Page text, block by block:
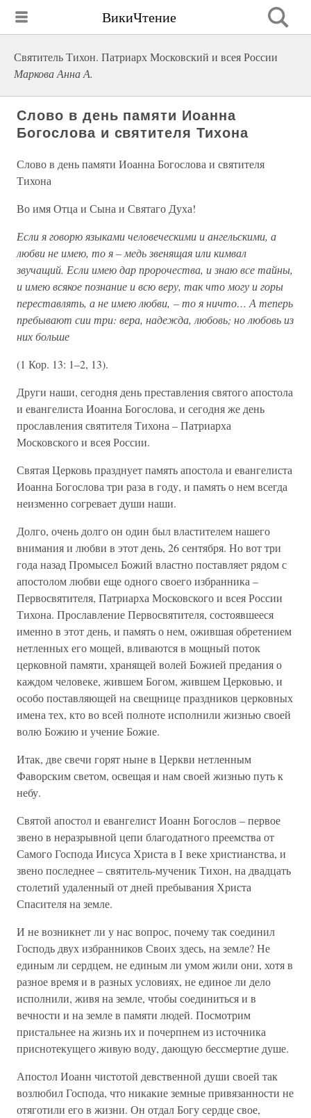
ВикиЧтение
Святитель Тихон. Патриарх Московский и всея России
Маркова Анна А.
Слово в день памяти Иоанна
Богослова и святителя Тихона
Слово в день памяти Иоанна Богослова и святителя
Тихона
Во имя Отца и Сына и Святаго Духа!
Если я говорю языками человеческими и ангельскими, а
любви не имею, то я – медь звенящая или кимвал
звучащий. Если имею дар пророчества, и знаю все тайны,
и имею всякое познание и всю веру, так что могу и горы
переставлять, а не имею любви, – то я ничто… А теперь
пребывают сии три: вера, надежда, любовь; но любовь из
них больше
(1 Кор. 13: 1–2, 13).
Други наши, сегодня день преставления святого апостола
и евангелиста Иоанна Богослова, и сегодня же день
прославления святителя Тихона – Патриарха
Московского и всея России.
Святая Церковь празднует память апостола и евангелиста
Иоанна Богослова три раза в году, и память о нем всегда
неизменно согревает души наши.
Долго, очень долго он один был властителем нашего
внимания и любви в этот день, 26 сентября. Но вот три
года назад Промысел Божий властно поставляет рядом с
апостолом любви еще одного своего избранника –
Первосвятителя, Патриарха Московского и всея России
Тихона. Прославление Первосвятителя, состоявшееся
именно в этот день, и память о нем, ожившая обретением
нетленных его мощей, вливаются в мощный поток
церковной памяти, хранящей волей Божией предания о
каждом человеке, жившем Богом, жившем Церковью, и
особо поставляющей на свещнице праздников церковных
имена тех, кто во всей полноте исполнили жизнью своей
волю Божию и учение Божие.
Итак, две свечи горят ныне в Церкви нетленным
Фаворским светом, освещая и нам своей жизнью путь к
небу.
Святой апостол и евангелист Иоанн Богослов – первое
звено в неразрывной цепи благодатного преемства от
Самого Господа Иисуса Христа в I веке христианства, и
звено последнее – святитель-мученик Тихон, на двадцать
столетий удаленный от дней пребывания Христа
Спасителя на земле.
И не возникнет ли у нас вопрос, почему так соединил
Господь двух избранников Своих здесь, на земле? Не
единым ли сердцем, не единым ли умом жили они, хотя в
разное время и в разных условиях, не единое ли дело
исполнили, живя на земле, чтобы соединиться и в
вечности и на земле в памяти людей. Посмотрим
пристальнее на жизнь их и почерпнем из источника
приснотекущего живую воду, дающую бессмертие душе.
Апостол Иоанн чистотой девственной души своей так
возлюбил Господа, что никакие земные привязанности не
отяготили его в жизни. Он отдал Богу сердце свое,